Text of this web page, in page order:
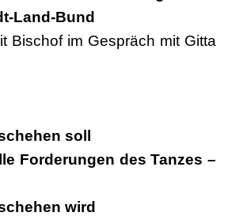
Land-Bund
im Gespräch mit Gitta
soll
des Tanzes –
wird